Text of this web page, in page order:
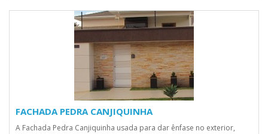
FACHADA PEDRA CANJIQUINHA
A Fachada Pedra Canjiquinha usada para dar ênfase no exterior,